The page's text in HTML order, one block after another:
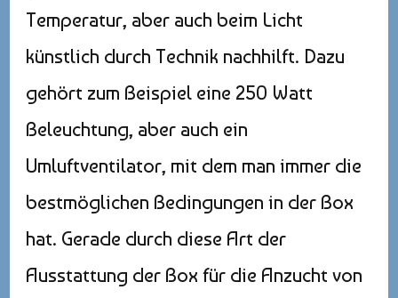
Temperatur, aber auch beim Licht
künstlich durch Technik nachhilft. Dazu
gehört zum Beispiel eine 250 Watt
Beleuchtung, aber auch ein
Umluftventilator, mit dem man immer die
bestmöglichen Bedingungen in der Box
hat. Gerade durch diese Art der
Ausstattung der Box für die Anzucht von